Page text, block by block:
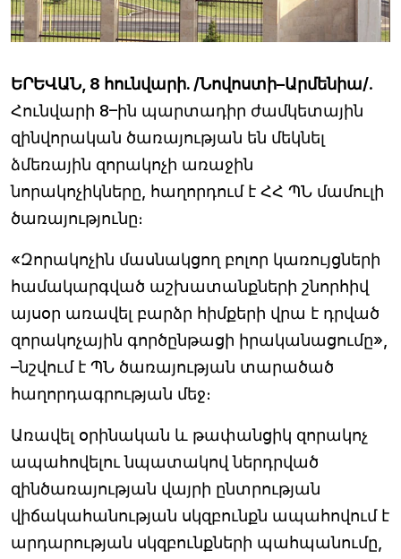
ԵՐԵՎԱՆ, 8 հունվարի. /Նովոստի–Արմենիա/.
Հունվարի 8–ին պարտադիր ժամկետային
զինվորական ծառայության են մեկնել
ձմեռային զորակոչի առաջին
նորակոչիկները, հաղորդում է ՀՀ ՊՆ մամուլի
ծառայությունը։
«Զորակոչին մասնակցող բոլոր կառույցների
համակարգված աշխատանքների շնորհիվ
այսօր առավել բարձր հիմքերի վրա է դրված
զորակոչային գործընթացի իրականացումը»,
–նշվում է ՊՆ ծառայության տարածած
հաղորդագրության մեջ։
Առավել օրինական և թափանցիկ զորակոչ
ապահովելու նպատակով ներդրված
զինծառայության վայրի ընտրության
վիճակահանության սկզբունքն ապահովում է
արդարության սկզբունքների պահպանումը,